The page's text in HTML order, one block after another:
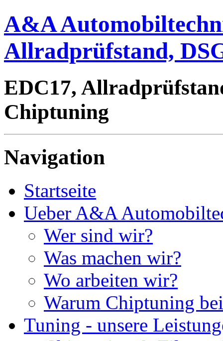
A&A
Allradprüfstand,
EDC17,
Chiptuning
Navigation
Startseite
Ueber A&A
Wer sind wir?
Was machen wir?
Wo arbeiten wir?
Warum Chiptuning
Tuning - unsere